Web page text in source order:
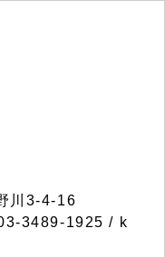
川3-4-16
3489-1925 / k